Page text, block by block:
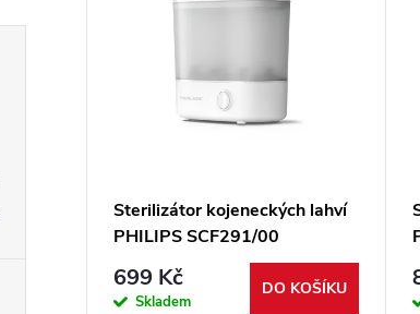
Sterilizátor kojeneckých lahví
PHILIPS SCF291/00
699 Kč
Skladem
DO KOŠÍKU